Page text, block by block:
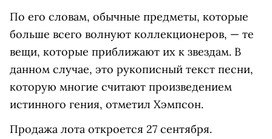
По его словам, обычные предметы, которые
больше всего волнуют коллекционеров, — те
вещи, которые приближают их к звездам. В
данном случае, это рукописный текст песни,
которую многие считают произведением
истинного гения, отметил Хэмпсон.
Продажа лота откроется 27 сентября.